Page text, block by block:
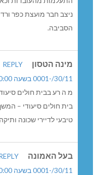
ניצב חבר מועצת כפר
הסביבה.
מינה הטסון
REPLY
30/11/-0001 בשעה 00:00
מ ה רע בבית חולים
בית חולים סיעודי –
טיבעי לדיירי שכונה
בעל האמונה
30/11/-0001 בשעה 00:00